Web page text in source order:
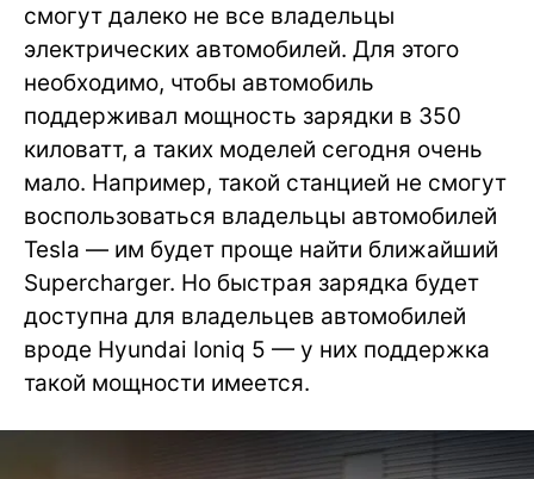
смогут далеко не все владельцы
электрических автомобилей. Для этого
необходимо, чтобы автомобиль
поддерживал мощность зарядки в 350
киловатт, а таких моделей сегодня очень
мало. Например, такой станцией не смогут
воспользоваться владельцы автомобилей
Tesla — им будет проще найти ближайший
Supercharger. Но быстрая зарядка будет
доступна для владельцев автомобилей
вроде Hyundai Ioniq 5 — у них поддержка
такой мощности имеется.